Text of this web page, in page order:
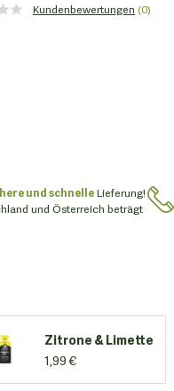
Kundenbewertungen (0)
und schnelleLieferung!
und Österreich beträgt
Zitrone & Limette
1,99 €